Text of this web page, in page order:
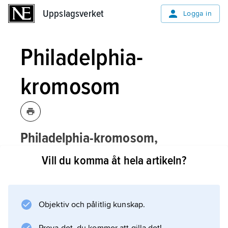
Uppslagsverket Logga in
Philadelphia-
kromosom
Philadelphia-kromosom,
kromosomavvikelse som hos praktiskt
taget alla patienter med kronisk
cellerna.
P. upptäcktes 1960 av forskare i Philadelphia
Vill du komma åt hela artikeln?
Objektiv och pålitlig kunskap.